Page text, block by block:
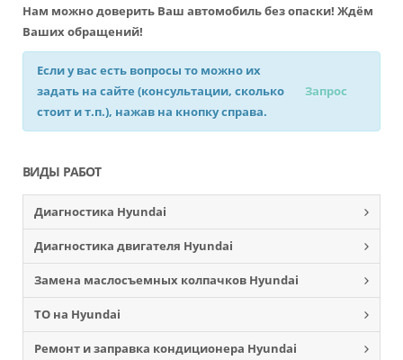
Нам можно доверить Ваш автомобиль без опаски! Ждём
Ваших обращений!
Если у вас есть вопросы то можно их
задать на сайте (консультации, сколько
стоит и т.п.), нажав на кнопку справа.
Запрос
ВИДЫ РАБОТ
Диагностика Hyundai
Диагностика двигателя Hyundai
Замена маслосъемных колпачков Hyundai
ТО на Hyundai
Ремонт и заправка кондиционера Hyundai